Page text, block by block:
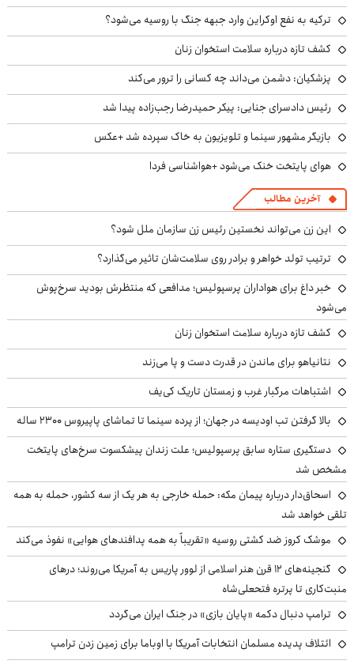
ترکیه به نفع اوکراین وارد جبهه جنگ با روسیه می‌شود؟
کشف تازه درباره سلامت استخوان زنان
پزشکیان: دشمن می‌داند چه کسانی را ترور می‌کند
رئیس دادسرای جنایی: پیکر حمیدرضا رجب‌زاده پیدا شد
بازیگر مشهور سینما و تلویزیون به خاک سپرده شد +عکس
هوای پایتخت خنک می‌شود +هواشناسی فردا
آخرین مطالب
این زن می‌تواند نخستین رئیس زن سازمان ملل شود؟
ترتیب تولد خواهر و برادر روی سلامت‌شان تاثیر می‌گذارد؟
خبر داغ برای هواداران پرسپولیس؛ مدافعی که منتظرش بودید سرخ‌پوش
می‌شود
کشف تازه درباره سلامت استخوان زنان
نتانیاهو برای ماندن در قدرت دست و پا می‌زند
اشتباهات مرگبار غرب و زمستان تاریک کی‌یف
بالا گرفتن تب اودیسه در جهان؛ از پرده سینما تا تماشای پاپیروس ۲۳۰۰ ساله
دستگیری ستاره سابق پرسپولیس؛ علت زندان پیشکسوت سرخ‌های پایتخت
مشخص شد
اسحاق‌دار درباره پیمان مکه: حمله خارجی به هر یک از سه کشور، حمله به همه
تلقی خواهد شد
موشک کروز ضد کشتی روسیه «تقریباً به همه پدافندهای هوایی» نفوذ می‌کند
گنجینه‌های ۱۲ قرن هنر اسلامی از لوور پاریس به آمریکا می‌روند؛ درهای
منبت‌کاری تا پرتره فتحعلی‌شاه
ترامپ دنبال دکمه «پایان بازی» در جنگ ایران می‌گردد
ائتلاف پدیده مسلمان انتخابات آمریکا با اوباما برای زمین زدن ترامپ